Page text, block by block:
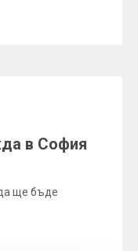
в София
ще бъде